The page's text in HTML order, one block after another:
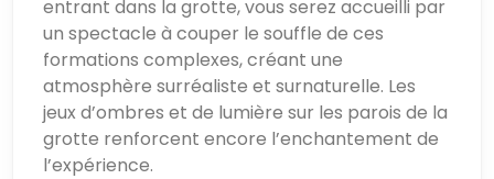
entrant dans la grotte, vous serez accueilli par
un spectacle à couper le souffle de ces
formations complexes, créant une
atmosphère surréaliste et surnaturelle. Les
jeux d’ombres et de lumière sur les parois de la
grotte renforcent encore l’enchantement de
l’expérience.